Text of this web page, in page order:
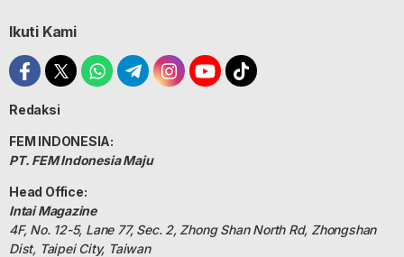
Ikuti Kami
Redaksi
FEM INDONESIA:
PT. FEM Indonesia Maju
Head Office:
Intai Magazine
4F, No. 12-5, Lane 77, Sec. 2, Zhong Shan North Rd, Zhongshan
Dist, Taipei City, Taiwan